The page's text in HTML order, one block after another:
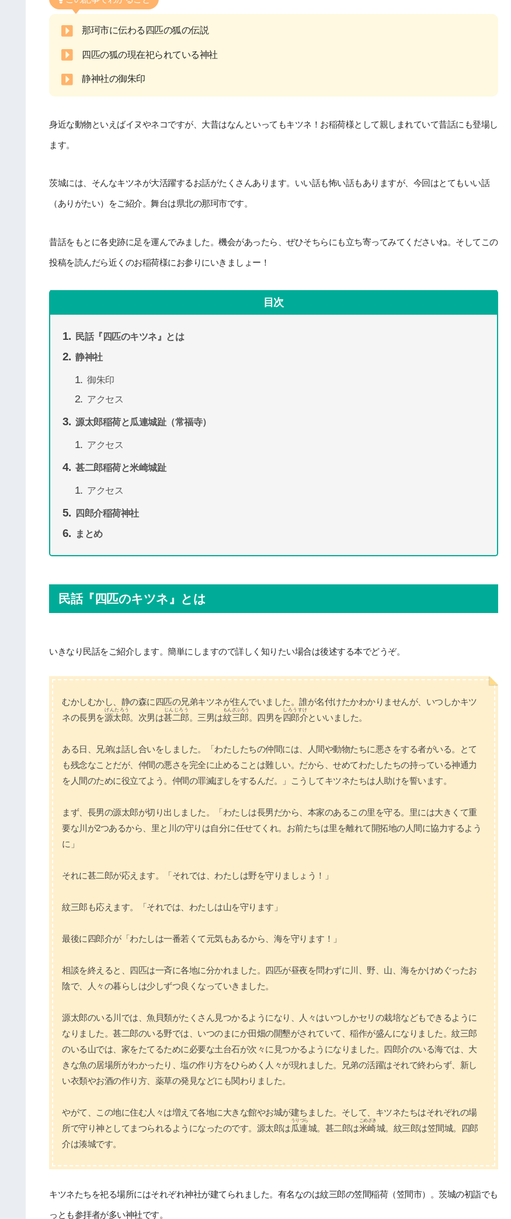
那珂市に伝わる四匹の狐の伝説
四匹の狐の現在祀られている神社
静神社の御朱印
身近な動物といえばイヌやネコですが、大昔はなんといってもキツネ！お稲荷様として親しまれていて昔話にも登場し
ます。
茨城には、そんなキツネが大活躍するお話がたくさんあります。いい話も怖い話もありますが、今回はとてもいい話
（ありがたい）をご紹介。舞台は県北の那珂市です。
昔話をもとに各史跡に足を運んでみました。機会があったら、ぜひそちらにも立ち寄ってみてくださいね。そしてこの
投稿を読んだら近くのお稲荷様にお参りにいきましょー！
目次
民話『四匹のキツネ』とは
静神社
御朱印
アクセス
源太郎稲荷と瓜連城趾（常福寺）
アクセス
甚二郎稲荷と米崎城趾
アクセス
四郎介稲荷神社
まとめ
民話『四匹のキツネ』とは
いきなり民話をご紹介します。簡単にしますので詳しく知りたい場合は後述する本でどうぞ。
むかしむかし、静の森に四匹の兄弟キツネが住んでいました。誰が名付けたかわかりませんが、いつしかキツ
ネの長男を源太郎
げんたろう
。次男は甚二郎
じんじろう
。三男は紋三郎
もんざぶろう
。四男を四郎介
しろうすけ
といいました。
ある日、兄弟は話し合いをしました。「わたしたちの仲間には、人間や動物たちに悪さをする者がいる。とて
も残念なことだが、仲間の悪さを完全に止めることは難しい。だから、せめてわたしたちの持っている神通力
を人間のために役立てよう。仲間の罪滅ぼしをするんだ。」こうしてキツネたちは人助けを誓います。
まず、長男の源太郎が切り出しました。「わたしは長男だから、本家のあるこの里を守る。里には大きくて重
要な川が2つあるから、里と川の守りは自分に任せてくれ。お前たちは里を離れて開拓地の人間に協力するよう
に」
それに甚二郎が応えます。「それでは、わたしは野を守りましょう！」
紋三郎も応えます。「それでは、わたしは山を守ります」
最後に四郎介が「わたしは一番若くて元気もあるから、海を守ります！」
相談を終えると、四匹は一斉に各地に分かれました。四匹が昼夜を問わずに川、野、山、海をかけめぐったお
陰で、人々の暮らしは少しずつ良くなっていきました。
源太郎のいる川では、魚貝類がたくさん見つかるようになり、人々はいつしかセリの栽培などもできるように
なりました。甚二郎のいる野では、いつのまにか田畑の開墾がされていて、稲作が盛んになりました。紋三郎
のいる山では、家をたてるために必要な土台石が次々に見つかるようになりました。四郎介のいる海では、大
きな魚の居場所がわかったり、塩の作り方をひらめく人々が現れました。兄弟の活躍はそれで終わらず、新し
い衣類やお酒の作り方、薬草の発見などにも関わりました。
やがて、この地に住む人々は増えて各地に大きな館やお城が建ちました。そして、キツネたちはそれぞれの場
所で守り神としてまつられるようになったのです。源太郎は瓜連
うりづら
城。甚二郎は米崎
こめざき
城。紋三郎は笠間城。四郎
介は湊城です。
キツネたちを祀る場所にはそれぞれ神社が建てられました。有名なのは紋三郎の笠間稲荷（笠間市）。茨城の初詣でも
っとも参拝者が多い神社です。